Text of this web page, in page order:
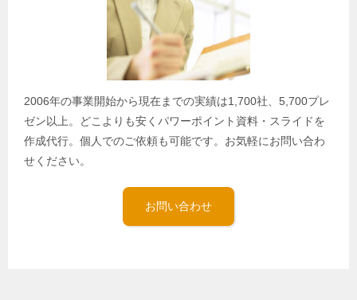
2006年の事業開始から現在までの実績は1,700社、5,700プレ
ゼン以上。どこよりも安くパワーポイント資料・スライドを
作成代行。個人でのご依頼も可能です。お気軽にお問い合わ
せください。
お問い合わせ